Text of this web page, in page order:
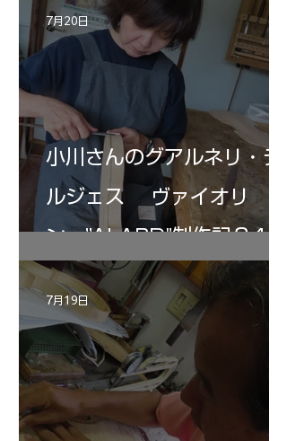
小川さんのグアルネリ・デ
ルジェス ヴァイオリ
ン ”ALARD"制作記３4
7月20日
7月19日